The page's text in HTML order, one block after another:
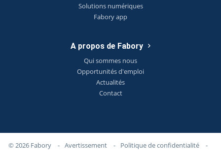
Solutions numériques
Fabory app
A propos de Fabory
Qui sommes nous
Opportunités d'emploi
Actualités
Contact
© 2026 Fabory - Avertissement - Politique de confidentialité
-